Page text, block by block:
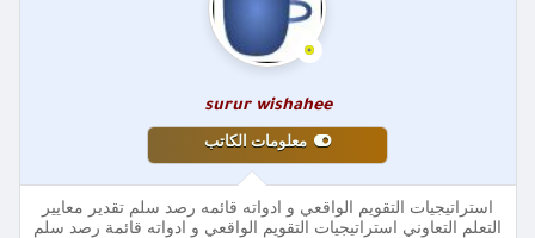
surur wishahee
معلومات الكاتب
استراتيجيات التقويم الواقعي و ادواته قائمه رصد سلم تقدير معايير
التعلم التعاوني استراتيجيات التقويم الواقعي و ادواته قائمة رصد سلم